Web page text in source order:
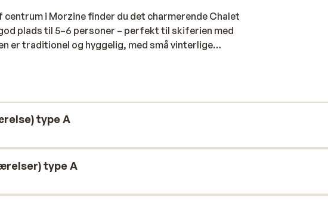
centrum i Morzine finder du det charmerende Chalet
plads til 5–6 personer – perfekt til skiferien med
er traditionel og hyggelig, med små vinterlige
ikke gå langt – en kort gåtur på få minutter bringer
bekvem skiferie. Her handler det om ro, nærvær
starter.
type A
type A